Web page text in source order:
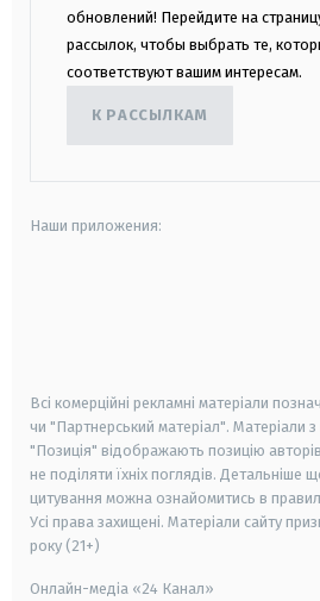
обновлений! Перейдите на
рассылок, чтобы выбрать те,
соответствуют вашим интересам.
К РАССЫЛКАМ
Наши приложения:
Всі комерційні рекламні матеріали
чи "Партнерський матеріал". Матеріали
"Позиція" відображають позицію
не поділяти їхніх поглядів. Детальніше
цитування можна ознайомитись в
Усі права захищені. Матеріали сайту
року (21+)
Онлайн-медіа «24 Канал»